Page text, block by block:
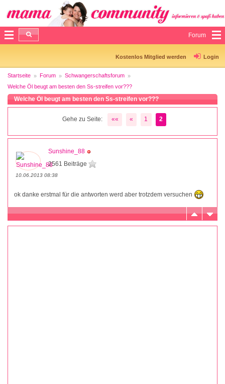
Forum
Kostenlos Mitglied werden Login
Startseite Forum
Schwangerschaftsforum
Welche Öl beugt am besten den Ss-streifen vor???
Welche Öl beugt am besten den Ss-streifen vor???
Gehe zu Seite: «« « 1 2
Sunshine_88
2561 Beiträge
10.06.2013 08:38
ok danke erstmal für die antworten werd aber trotzdem versuchen